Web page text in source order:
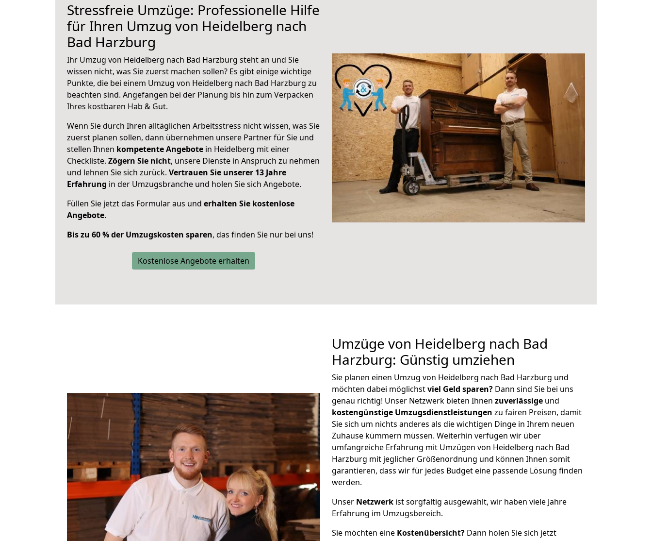
Stressfreie Umzüge: Professionelle Hilfe
für Ihren Umzug von Heidelberg nach
Bad Harzburg
Ihr Umzug von Heidelberg nach Bad Harzburg steht an und Sie
wissen nicht, was Sie zuerst machen sollen? Es gibt einige wichtige
Punkte, die bei einem Umzug von Heidelberg nach Bad Harzburg zu
beachten sind. Angefangen bei der Planung bis hin zum Verpacken
Ihres kostbaren Hab & Gut.
Wenn Sie durch Ihren alltäglichen Arbeitsstress nicht wissen, was Sie
zuerst planen sollen, dann übernehmen unsere Partner für Sie und
stellen Ihnen kompetente Angebote in Heidelberg mit einer
Checkliste. Zögern Sie nicht, unsere Dienste in Anspruch zu nehmen
und lehnen Sie sich zurück. Vertrauen Sie unserer 13 Jahre
Erfahrung in der Umzugsbranche und holen Sie sich Angebote.
Füllen Sie jetzt das Formular aus und erhalten Sie kostenlose
Angebote.
Bis zu 60 % der Umzugskosten sparen, das finden Sie nur bei uns!
Kostenlose Angebote erhalten
Umzüge von Heidelberg nach Bad
Harzburg: Günstig umziehen
Sie planen einen Umzug von Heidelberg nach Bad Harzburg und
möchten dabei möglichstviel Geld sparen? Dann sind Sie bei uns
genau richtig! Unser Netzwerk bieten Ihnen zuverlässige und
kostengünstige Umzugsdienstleistungen zu fairen Preisen, damit
Sie sich um nichts anderes als die wichtigen Dinge in Ihrem neuen
Zuhause kümmern müssen. Weiterhin verfügen wir über
umfangreiche Erfahrung mit Umzügen von Heidelberg nach Bad
Harzburg mit jeglicher Größenordnung und können Ihnen somit
garantieren, dass wir für jedes Budget eine passende Lösung finden
werden.
Unser Netzwerk ist sorgfältig ausgewählt, wir haben viele Jahre
Erfahrung im Umzugsbereich.
Sie möchten eine Kostenübersicht? Dann holen Sie sich jetzt